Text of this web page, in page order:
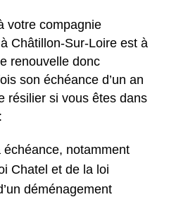
votre compagnie
Châtillon-Sur-Loire est à
renouvelle donc
son échéance d’un an
résilier si vous êtes dans
notamment
Chatel et de la loi
déménagement